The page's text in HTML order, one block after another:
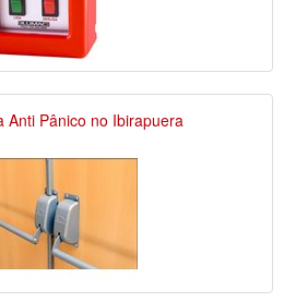
Anti Pânico no Ibirapuera